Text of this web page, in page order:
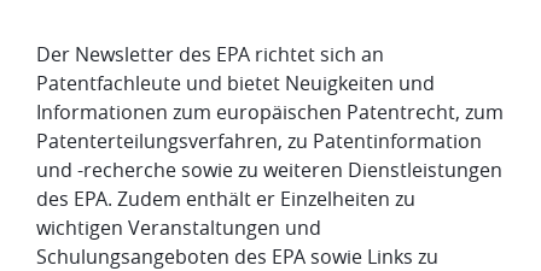
Der Newsletter des EPA richtet sich an
Patentfachleute und bietet Neuigkeiten und
Informationen zum europäischen Patentrecht, zum
Patenterteilungsverfahren, zu Patentinformation
und -recherche sowie zu weiteren Dienstleistungen
des EPA. Zudem enthält er Einzelheiten zu
wichtigen Veranstaltungen und
Schulungsangeboten des EPA sowie Links zu